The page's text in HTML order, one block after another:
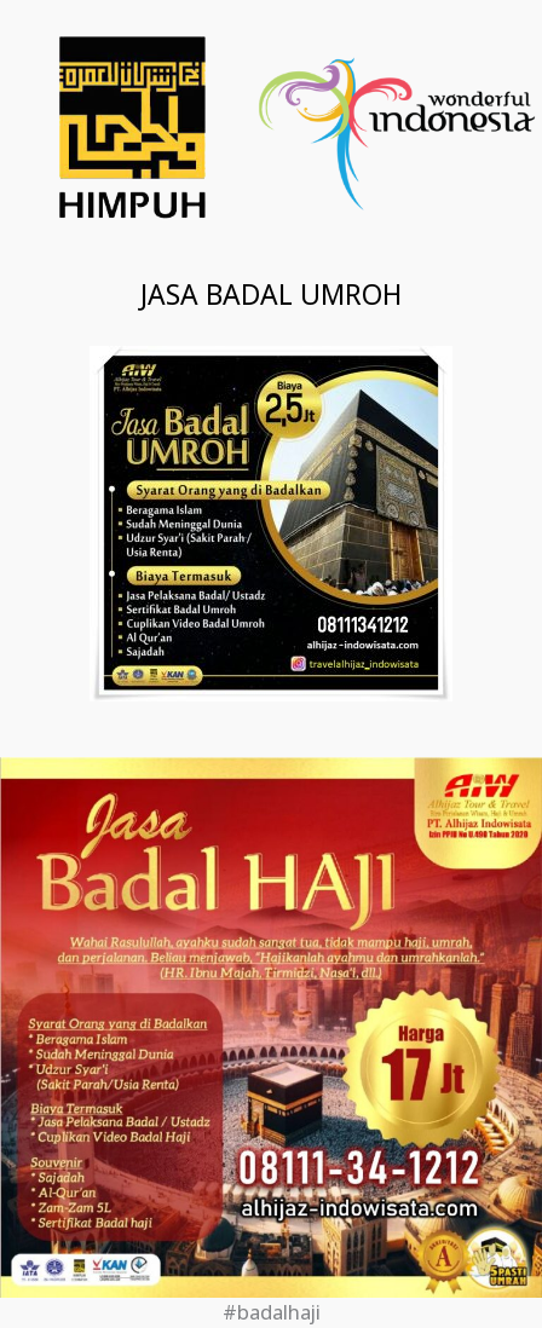
JASA BADAL UMROH
#badalhaji